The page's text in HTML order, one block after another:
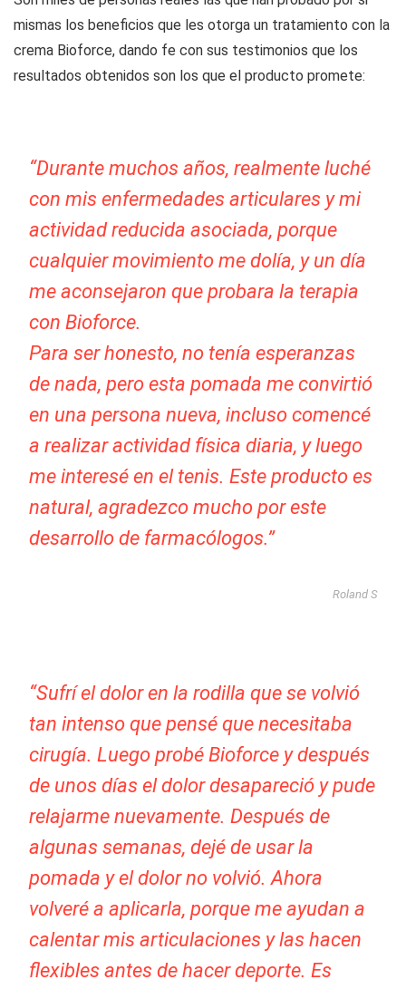
mismas los beneficios que les otorga un tratamiento con la
crema Bioforce, dando fe con sus testimonios que los
resultados obtenidos son los que el producto promete:
“Durante muchos años, realmente luché
con mis enfermedades articulares y mi
actividad reducida asociada, porque
cualquier movimiento me dolía, y un día
me aconsejaron que probara la terapia
con Bioforce.
Para ser honesto, no tenía esperanzas
de nada, pero esta pomada me convirtió
en una persona nueva, incluso comencé
a realizar actividad física diaria, y luego
me interesé en el tenis. Este producto es
natural, agradezco mucho por este
desarrollo de farmacólogos.”
Roland S
“Sufrí el dolor en la rodilla que se volvió
tan intenso que pensé que necesitaba
cirugía. Luego probé Bioforce y después
de unos días el dolor desapareció y pude
relajarme nuevamente. Después de
algunas semanas, dejé de usar la
pomada y el dolor no volvió. Ahora
volveré a aplicarla, porque me ayudan a
calentar mis articulaciones y las hacen
flexibles antes de hacer deporte. Es